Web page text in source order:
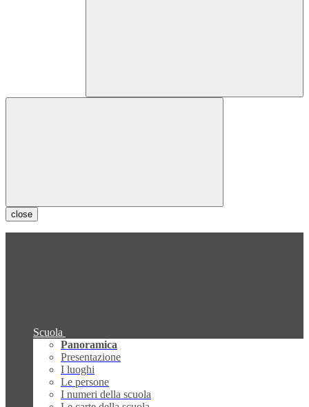
close
Scuola
Panoramica
Presentazione
I luoghi
Le persone
I numeri della scuola